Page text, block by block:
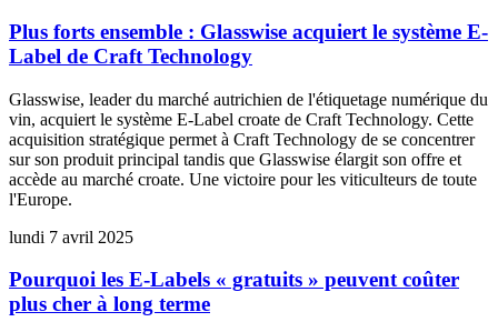
Plus forts ensemble : Glasswise acquiert le système E-
Label de Craft Technology
Glasswise, leader du marché autrichien de l'étiquetage numérique du
vin, acquiert le système E-Label croate de Craft Technology. Cette
acquisition stratégique permet à Craft Technology de se concentrer
sur son produit principal tandis que Glasswise élargit son offre et
accède au marché croate. Une victoire pour les viticulteurs de toute
l'Europe.
lundi 7 avril 2025
Pourquoi les E-Labels « gratuits » peuvent coûter
plus cher à long terme